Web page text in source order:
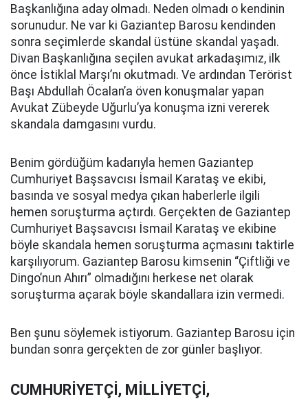
Başkanlığına aday olmadı. Neden olmadı o kendinin
sorunudur. Ne var ki Gaziantep Barosu kendinden
sonra seçimlerde skandal üstüne skandal yaşadı.
Divan Başkanlığına seçilen avukat arkadaşımız, ilk
önce İstiklal Marşı’nı okutmadı. Ve ardından Terörist
Başı Abdullah Öcalan’a öven konuşmalar yapan
Avukat Zübeyde Uğurlu’ya konuşma izni vererek
skandala damgasını vurdu.
Benim gördüğüm kadarıyla hemen Gaziantep
Cumhuriyet Başsavcısı İsmail Karataş ve ekibi,
basında ve sosyal medya çıkan haberlerle ilgili
hemen soruşturma açtırdı. Gerçekten de Gaziantep
Cumhuriyet Başsavcısı İsmail Karataş ve ekibine
böyle skandala hemen soruşturma açmasını taktirle
karşılıyorum. Gaziantep Barosu kimsenin “Çiftliği ve
Dingo’nun Ahırı” olmadığını herkese net olarak
soruşturma açarak böyle skandallara izin vermedi.
Ben şunu söylemek istiyorum. Gaziantep Barosu için
bundan sonra gerçekten de zor günler başlıyor.
CUMHURİYETÇİ, MİLLİYETÇİ,